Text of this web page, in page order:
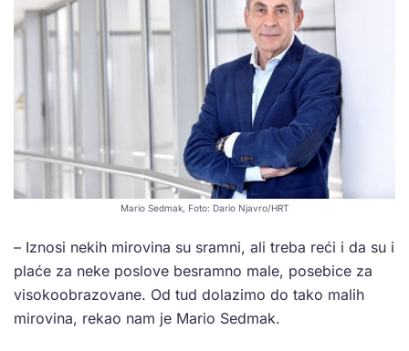
Mario Sedmak, Foto: Dario Njavro/HRT
– Iznosi nekih mirovina su sramni, ali treba reći i da su i
plaće za neke poslove besramno male, posebice za
visokoobrazovane. Od tud dolazimo do tako malih
mirovina, rekao nam je Mario Sedmak.